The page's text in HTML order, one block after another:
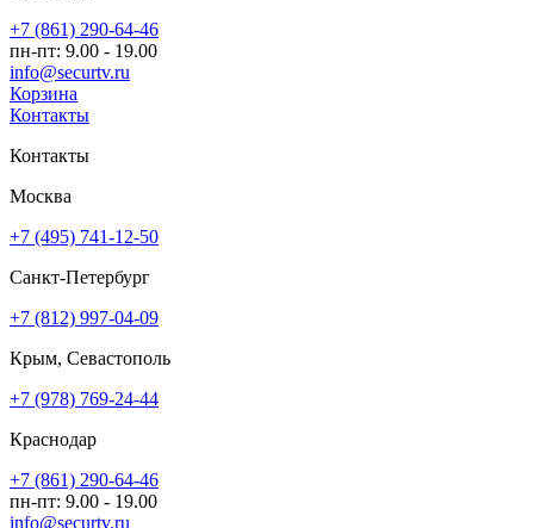
+7 (861) 290-64-46
пн-пт: 9.00 - 19.00
info@securtv.ru
Корзина
Контакты
Контакты
Москва
+7 (495) 741-12-50
Санкт-Петербург
+7 (812) 997-04-09
Крым, Севастополь
+7 (978) 769-24-44
Краснодар
+7 (861) 290-64-46
пн-пт: 9.00 - 19.00
info@securtv.ru